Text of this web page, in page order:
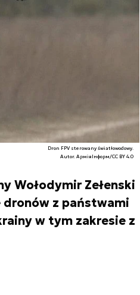
Dron FPV sterowany światłowodowy.
Autor. АрміяІнформ/CC BY 4.0
Wołodymir Zełenski
dronów z państwami
w tym zakresie z